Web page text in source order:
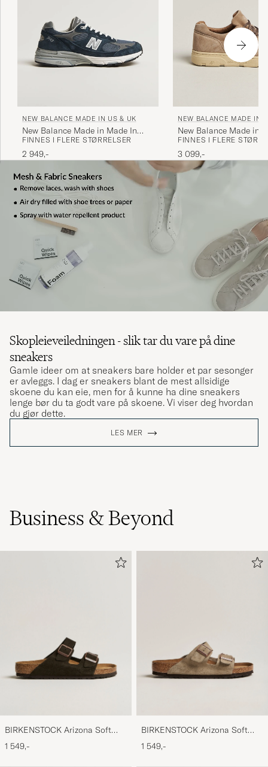
NEW BALANCE MADE IN US & UK
New Balance Made in Made In
USA 993 Sneakers Navy
FINNES I FLERE STØRRELSER
2 949,-
NEW BALANCE MADE IN
New Balance Made in
Allerdale White Pepper
FINNES I FLERE
3 099,-
Skopleieveiledningen - slik tar du vare på dine
sneakers
Gamle ideer om at sneakers bare holder et par sesonger
er avleggs. I dag er sneakers blant de mest allsidige
skoene du kan eie, men for å kunne ha dine sneakers
lenge bør du ta godt vare på skoene. Vi viser deg hvordan
du gjør dette.
LES MER
Business & Beyond
BIRKENSTOCK Arizona Soft
Footbed Mocca Suede
1 549,-
BIRKENSTOCK Arizona Soft
Footbed Taupe Suede
1 549,-